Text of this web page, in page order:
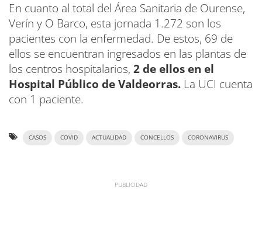
En cuanto al total del Área Sanitaria de Ourense,
Verín y O Barco, esta jornada 1.272 son los
pacientes con la enfermedad. De estos, 69 de
ellos se encuentran ingresados en las plantas de
los centros hospitalarios, 2 de ellos en el
Hospital Público de Valdeorras. La UCI cuenta
con 1 paciente.
CASOS COVID ACTUALIDAD CONCELLOS CORONAVIRUS